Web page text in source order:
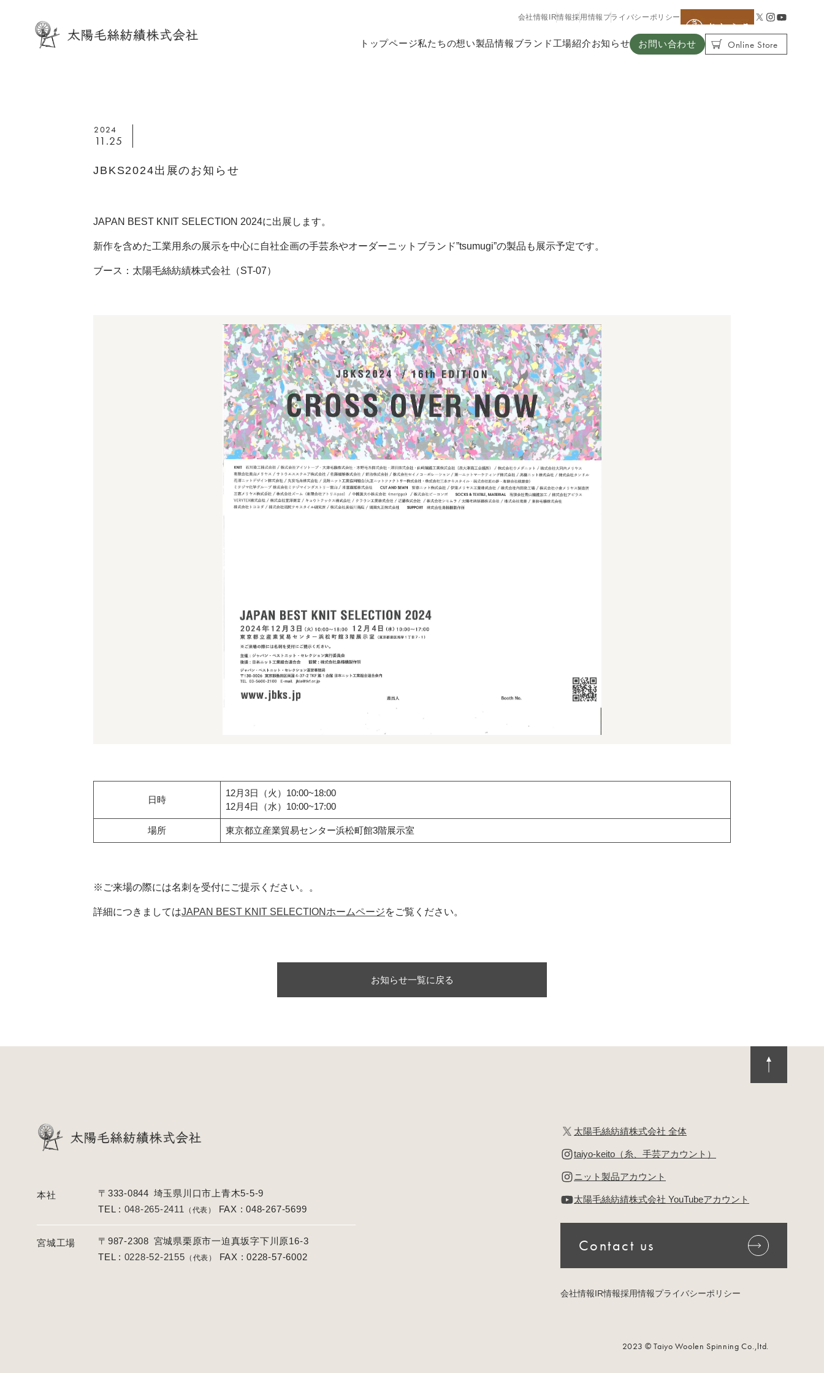
トップページ私たちの想い製品情報ブランド 工場紹介お知らせ お問い合わせ Online Store
会社情報 IR情報採用情報 プライバシーポリシー
2024
11.25
JBKS2024出展のお知らせ
JAPAN BEST KNIT SELECTION 2024に出展します。
新作を含めた工業用糸の展示を中心に自社企画の手芸糸やオーダーニットブランド”tsumugi”の製品も展示予定です。
ブース：太陽毛絲紡績株式会社（ST-07）
日時
12月3日（火）10:00~18:00
12月4日（水）10:00~17:00
場所 東京都立産業貿易センター浜松町館3階展示室
※ご来場の際には名刺を受付にご提示ください。。
詳細につきましてはJAPAN BEST KNIT SELECTIONホームページをご覧ください。
お知らせ一覧に戻る
本社 〒333-0844 埼玉県川口市上青木5-5-9
TEL : 048-265-2411 （代表） FAX : 048-267-5699
宮城工場 〒987-2308 宮城県栗原市一迫真坂字下川原16-3
TEL : 0228-52-2155 （代表） FAX : 0228-57-6002
太陽毛絲紡績株式会社 全体
taiyo-keito（糸、手芸アカウント）
ニット製品アカウント
太陽毛絲紡績株式会社 YouTubeアカウント
Contact us
会社情報 IR情報採用情報プライバシーポリシー
2023 © Taiyo Woolen Spinning Co.,ltd.